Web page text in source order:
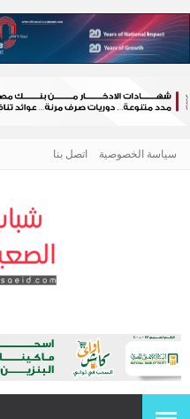
سياسة الخصوصية اتصل بنا